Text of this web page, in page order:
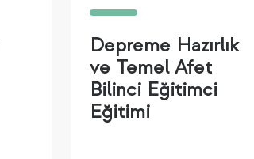
Depreme Hazırlık
ve Temel Afet
Bilinci Eğitimci
Eğitimi